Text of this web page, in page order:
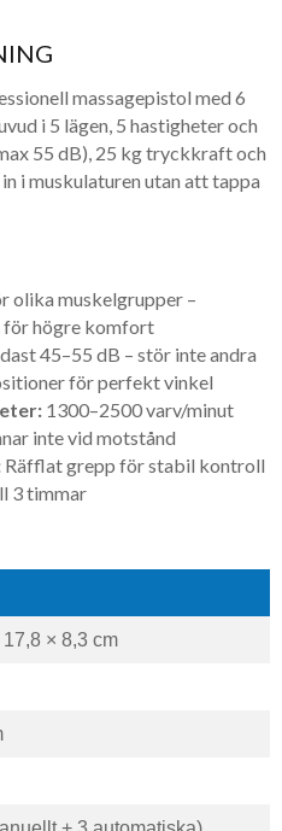
massagepistol med 6
i 5 lägen, 5 hastigheter och
55 dB), 25 kg tryckkraft och
i muskulaturen utan att tappa
olika muskelgrupper –
för högre komfort
45–55 dB – stör inte andra
för perfekt vinkel
1300–2500 varv/minut
inte vid motstånd
Räfflat grepp för stabil kontroll
3 timmar
× 8,3 cm